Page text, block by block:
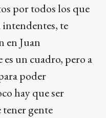
por todos los que
intendentes, te
en Juan
un cuadro, pero a
poder
hay que ser
tener gente